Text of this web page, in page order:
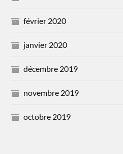
février 2020
janvier 2020
décembre 2019
novembre 2019
octobre 2019